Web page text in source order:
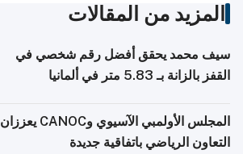
المزيد من المقالات
سيف محمد يحقق أفضل رقم شخصي في
القفز بالزانة بـ 5.83 متر في ألمانيا
المجلس الأولمبي الآسيوي وCANOC يعززان
التعاون الرياضي باتفاقية جديدة